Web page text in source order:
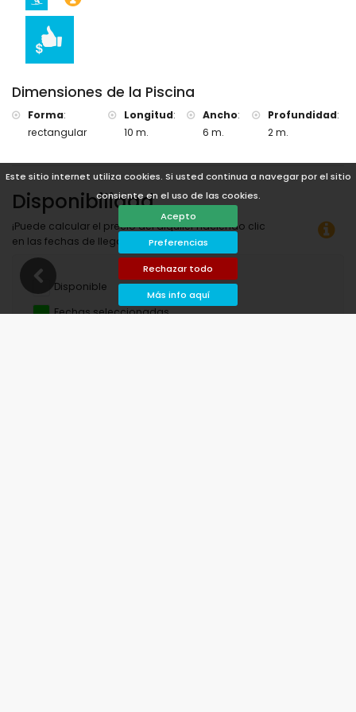
Este sitio internet utiliza cookies. Si usted continua a navegar por el sitio
consiente en el uso de las cookies.
Acepto
Preferencias
Rechazar todo
Más info aquí
exterior e independiente al apartamento, tiene una cocina bien
equipada con una terraza, que también incluye lavadora. Tenga
en cuenta que esta lavadora es compartida con el Apartamento
Nº 1. La cocina dispone de un horno multifunción que permite
Dimensiones de la Piscina
Forma:
rectangular
Longitud:
10 m.
Ancho:
6 m.
Profundidad:
2 m.
Disponibilidad
¡Puede calcular el precio del alquiler haciendo clic
en las fechas de llegada y salida deseadas!
Disponible
Fechas seleccionadas